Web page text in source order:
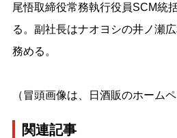
尾悟取締役常務執行役員SCM統
る。副社長はナオヨシの井ノ瀬
務める。
（冒頭画像は、日酒販のホームペ
関連記事